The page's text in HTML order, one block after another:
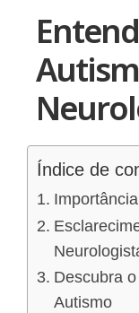
Índice de
Descubra
Autismo